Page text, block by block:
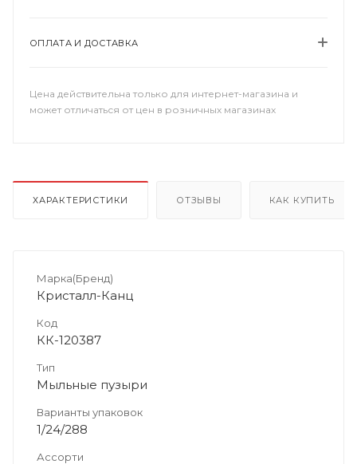
ОПЛАТА И ДОСТАВКА
Цена действительна только для интернет-магазина и
может отличаться от цен в розничных магазинах
ХАРАКТЕРИСТИКИ ОТЗЫВЫ КАК КУПИТЬ
Марка(Бренд)
Кристалл-Канц
Код
КК-120387
Тип
Мыльные пузыри
Варианты упаковок
1/24/288
Ассорти